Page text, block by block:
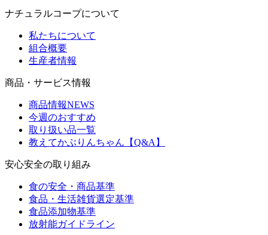
ナチュラルコープについて
私たちについて
組合概要
生産者情報
商品・サービス情報
商品情報NEWS
今週のおすすめ
取り扱い品一覧
教えてかぶりんちゃん【Q&A】
安心安全の取り組み
食の安全・商品基準
食品・生活雑貨選定基準
食品添加物基準
放射能ガイドライン